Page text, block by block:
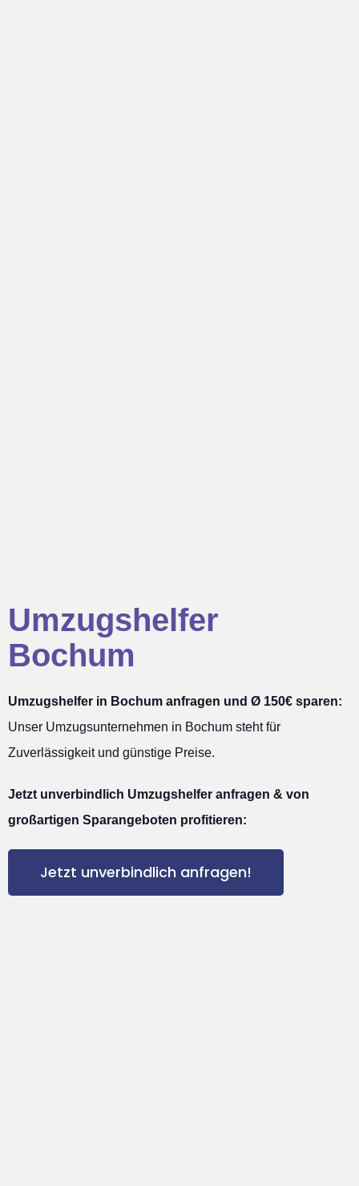
Umzugshelfer
Bochum
Umzugshelfer in Bochum anfragen und Ø 150€ sparen:
Unser Umzugsunternehmen in Bochum steht für
Zuverlässigkeit und günstige Preise.
Jetzt unverbindlich Umzugshelfer anfragen & von
großartigen Sparangeboten profitieren:
Jetzt unverbindlich anfragen!